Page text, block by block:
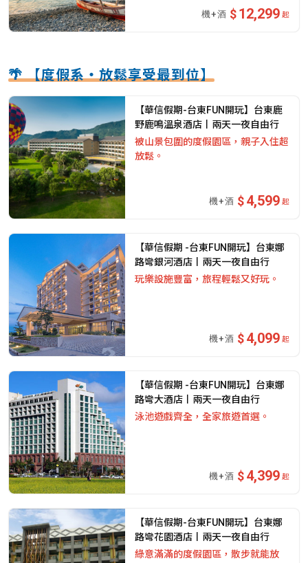
12,299 起
🌴 【度假系・放鬆享受最到位】
【華信假期-台東FUN開玩】台東鹿
野鹿鳴溫泉酒店丨兩天一夜自由行
被山景包圍的度假園區，親子入住超
放鬆。
4,599 起
【華信假期 -台東FUN開玩】台東娜
路彎銀河酒店丨兩天一夜自由行
玩樂設施豐富，旅程輕鬆又好玩。
4,099 起
【華信假期 -台東FUN開玩】台東娜
路彎大酒店丨兩天一夜自由行
泳池遊戲齊全，全家旅遊首選。
4,399 起
【華信假期-台東FUN開玩】台東娜
路彎花園酒店丨兩天一夜自由行
綠意滿滿的度假園區，散步就能放